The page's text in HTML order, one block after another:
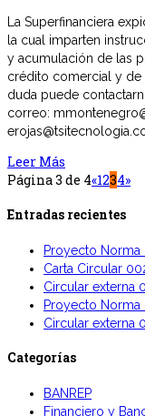
La Superfinanciera
la cual imparten
y acumulación de las
crédito comercial y de
duda puede
correo:
Leer Más
Página 3 de 4«1234»
Entradas recientes
Proyecto Norma
Carta Circular
Circular externa
Proyecto Norma
Circular externa
Categorías
BANREP
Financiero y